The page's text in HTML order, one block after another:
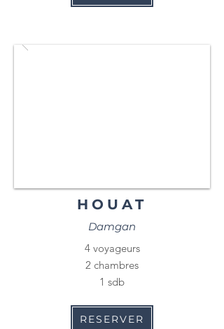
HOUAT
Damgan
4 voyageurs
2 chambres
1 sdb
RESERVER